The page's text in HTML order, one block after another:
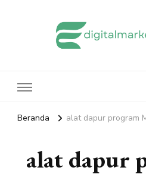
Beranda alat dapur program
alat dapur